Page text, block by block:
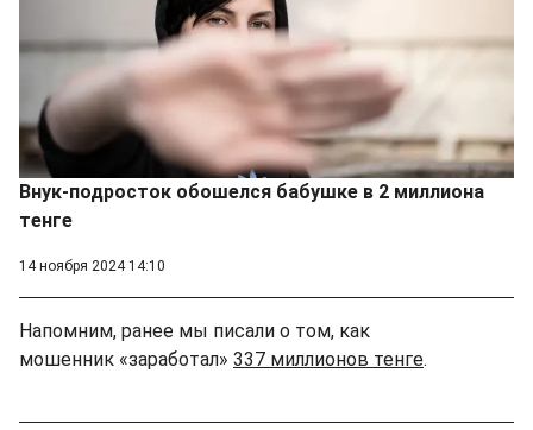
Внук-подросток обошелся бабушке в 2 миллиона
тенге
14 ноября 2024 14:10
Напомним, ранее мы писали о том, как
мошенник «заработал» 337 миллионов тенге.